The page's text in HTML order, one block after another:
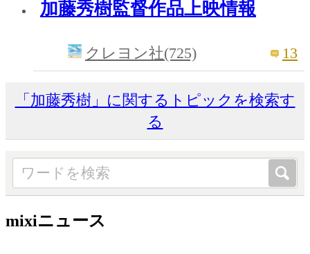
加藤秀樹監督作品上映情報
クレヨン社(725) 13
「加藤秀樹」に関するトピックを検索す
る
mixiニュース